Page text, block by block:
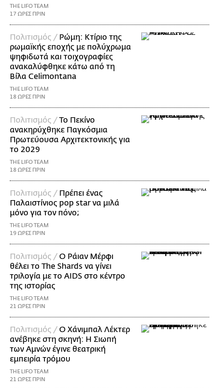
THE LIFO TEAM
17 ΩΡΕΣ ΠΡΙΝ
Πολιτισμός / Ρώμη: Κτίριο της
ρωμαϊκής εποχής με πολύχρωμα
ψηφιδωτά και τοιχογραφίες
ανακαλύφθηκε κάτω από τη
Βίλα Celimontana
THE LIFO TEAM
18 ΩΡΕΣ ΠΡΙΝ
Πολιτισμός /Το Πεκίνο
ανακηρύχθηκε Παγκόσμια
Πρωτεύουσα Αρχιτεκτονικής για
το 2029
THE LIFO TEAM
18 ΩΡΕΣ ΠΡΙΝ
Πολιτισμός / Πρέπει ένας
Παλαιστίνιος pop star να μιλά
μόνο για τον πόνο;
THE LIFO TEAM
19 ΩΡΕΣ ΠΡΙΝ
Πολιτισμός /Ο Ράιαν Μέρφι
θέλει το The Shards να γίνει
τριλογία με το AIDS στο κέντρο
της ιστορίας
THE LIFO TEAM
21 ΩΡΕΣ ΠΡΙΝ
Πολιτισμός /Ο Χάνιμπαλ Λέκτερ
ανέβηκε στη σκηνή: Η Σιωπή
των Αμνών έγινε θεατρική
εμπειρία τρόμου
THE LIFO TEAM
21 ΩΡΕΣ ΠΡΙΝ